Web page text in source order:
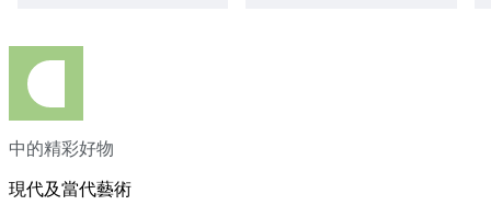
中的精彩好物
現代及當代藝術